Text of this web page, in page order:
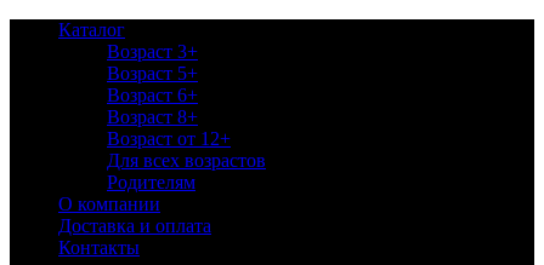
Каталог
Возраст 3+
Возраст 5+
Возраст 6+
Возраст 8+
Возраст от 12+
Для всех возрастов
Родителям
О компании
Доставка и оплата
Контакты